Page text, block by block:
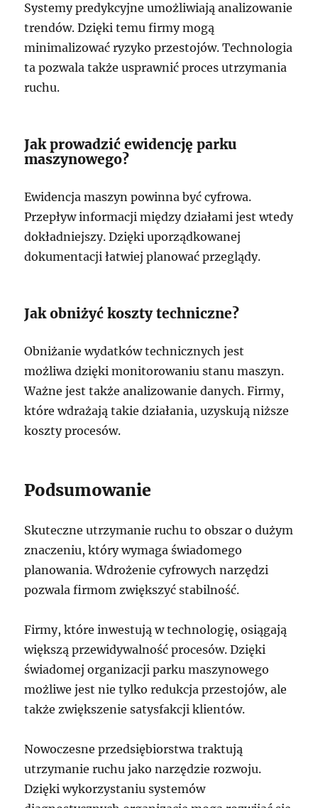
Systemy predykcyjne umożliwiają analizowanie
trendów. Dzięki temu firmy mogą
minimalizować ryzyko przestojów. Technologia
ta pozwala także usprawnić proces utrzymania
ruchu.
Jak prowadzić ewidencję parku
maszynowego?
Ewidencja maszyn powinna być cyfrowa.
Przepływ informacji między działami jest wtedy
dokładniejszy. Dzięki uporządkowanej
dokumentacji łatwiej planować przeglądy.
Jak obniżyć koszty techniczne?
Obniżanie wydatków technicznych jest
możliwa dzięki monitorowaniu stanu maszyn.
Ważne jest także analizowanie danych. Firmy,
które wdrażają takie działania, uzyskują niższe
koszty procesów.
Podsumowanie
Skuteczne utrzymanie ruchu to obszar o dużym
znaczeniu, który wymaga świadomego
planowania. Wdrożenie cyfrowych narzędzi
pozwala firmom zwiększyć stabilność.
Firmy, które inwestują w technologię, osiągają
większą przewidywalność procesów. Dzięki
świadomej organizacji parku maszynowego
możliwe jest nie tylko redukcja przestojów, ale
także zwiększenie satysfakcji klientów.
Nowoczesne przedsiębiorstwa traktują
utrzymanie ruchu jako narzędzie rozwoju.
Dzięki wykorzystaniu systemów